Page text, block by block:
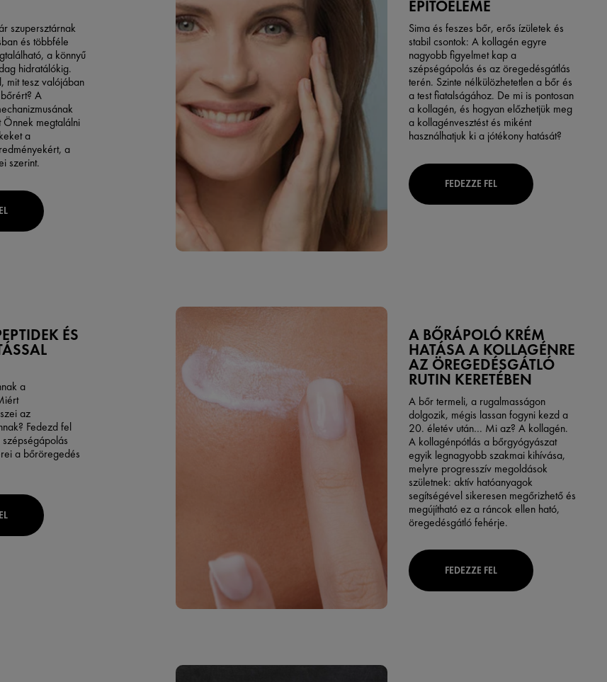
szupersztárnak
és többféle
a könnyű
hidratálókig.
mit tesz valójában
A
Önnek megtalálni
a
a
szerint.
ÉPÍTŐELEME
Sima és feszes bőr, erős ízületek és
stabil csontok: A kollagén egyre
nagyobb figyelmet kap a
szépségápolás és az öregedésgátlás
terén. Szinte nélkülözhetetlen a bőr és
a test fiatalságához. De mi is pontosan
a kollagén, és hogyan előzhetjük meg
a kollagénvesztést és miként
használhatjuk ki a jótékony hatását?
FEDEZZE FEL
ÉS
a
az
Fedezd fel
a bőröregedés
A BŐRÁPOLÓ KRÉM
HATÁSA A KOLLAGÉNRE
AZ ÖREGEDÉSGÁTLÓ
RUTIN KERETÉBEN
A bőr termeli, a rugalmasságon
dolgozik, mégis lassan fogyni kezd a
20. életév után… Mi az? A kollagén.
A kollagénpótlás a bőrgyógyászat
egyik legnagyobb szakmai kihívása,
melyre progresszív megoldások
születnek: aktív hatóanyagok
segítségével sikeresen megőrizhető és
megújítható ez a ráncok ellen ható,
öregedésgátló fehérje.
FEDEZZE FEL